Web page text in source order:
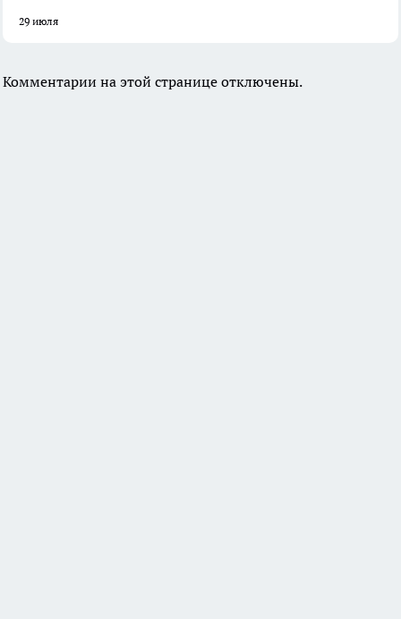
29 июля
Комментарии на этой странице отключены.